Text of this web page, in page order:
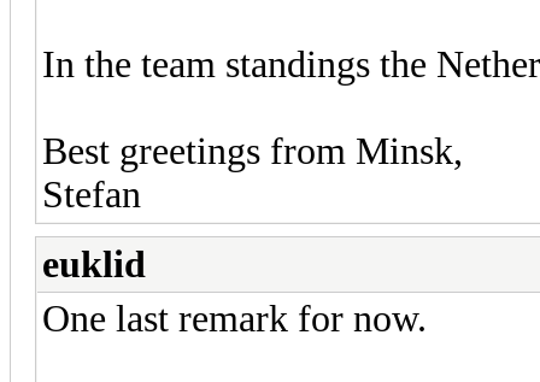
In the team standings the
Best greetings from Minsk,
Stefan
euklid
One last remark for now.